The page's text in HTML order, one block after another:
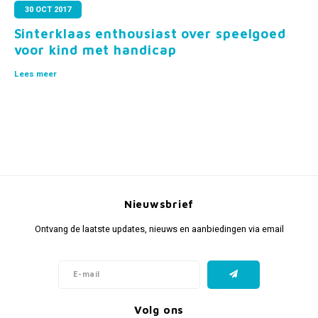
Fidget Toys & Friemelspeelgoed
Uitdeelcadeaus
Cadeau-inspiratie
Timers
Gratis Printables
30 OCT 2017
Sinterklaas enthousiast over speelgoed
voor kind met handicap
Lees meer
Nieuwsbrief
Ontvang de laatste updates, nieuws en aanbiedingen via email
Volg ons